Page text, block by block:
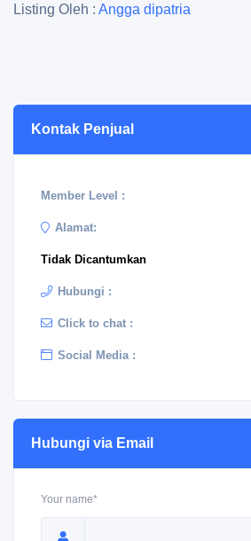
Listing Oleh : Angga dipatria
Kontak Penjual
Member Level :
Alamat:
Tidak Dicantumkan
Hubungi :
Click to chat :
Social Media :
Hubungi via Email
Your name*